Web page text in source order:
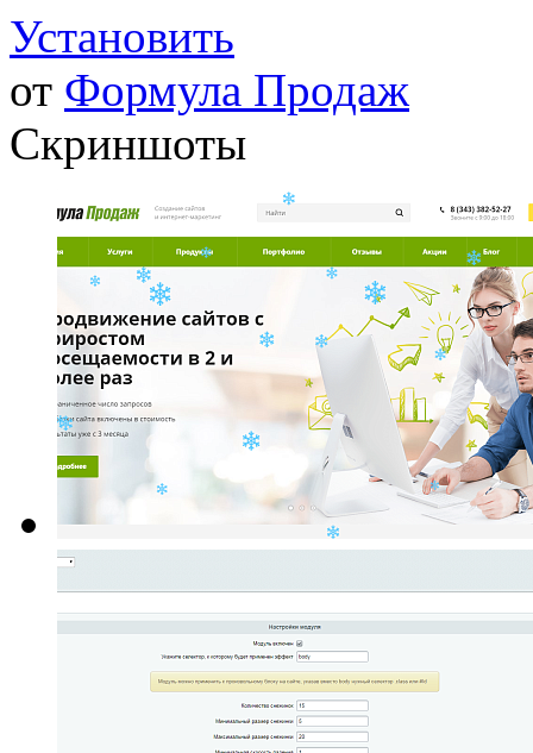
Установить
от Формула Продаж
Скриншоты